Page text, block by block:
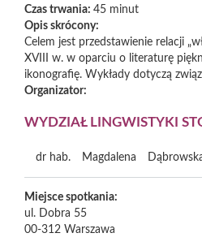
Czas trwania: 45 minut
Opis skrócony:
Celem jest przedstawienie relacji
XVIII w. w oparciu o literaturę
ikonografię. Wykłady dotyczą
Organizator:
WYDZIAŁ LINGWISTYKI
dr hab. Magdalena
Miejsce spotkania:
ul. Dobra 55
00-312 Warszawa